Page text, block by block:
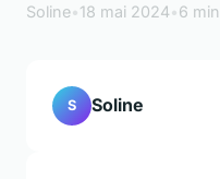
Soline•18 mai 2024•6
S Soline